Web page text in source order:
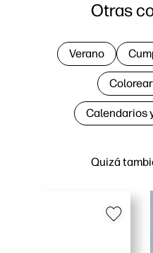
Quizá
Otras
Verano
Calendarios